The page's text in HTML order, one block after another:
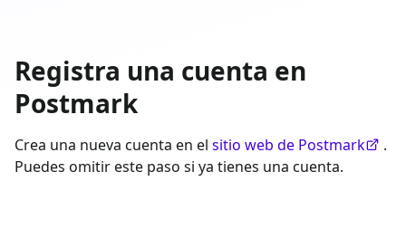
Registra una cuenta en
Postmark
Crea una nueva cuenta en el sitio web de Postmark
.
Puedes omitir este paso si ya tienes una cuenta.